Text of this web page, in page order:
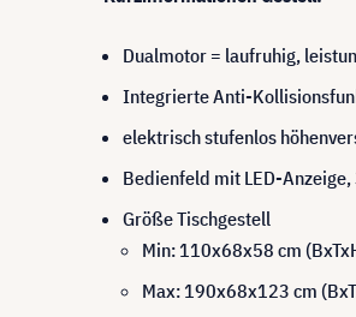
Dualmotor = laufruhig,
Integrierte Anti-
elektrisch stufenlos
Bedienfeld mit LED-
Größe Tischgestell
Min: 110x68x58 cm
Max: 190x68x123 cm